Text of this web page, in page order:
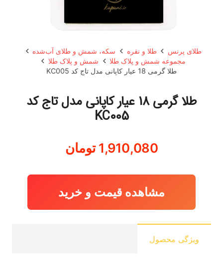
طلای پرنس طلا و نقره
سکه، شمش و طلای آب‌شده
مجموعه شمش و پلاک طلا
شمش و پلاک طلا
طلا گرمی 18 عیار کاپانی مدل تاج کد KC005
طلا گرمی 18 عیار کاپانی مدل تاج کد
KC005
1,910,080 تومان
مشاهده قیمت و خرید
ویژگی محصول